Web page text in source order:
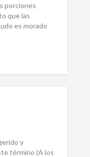
porciones
que las
es morado
y
(‏A los